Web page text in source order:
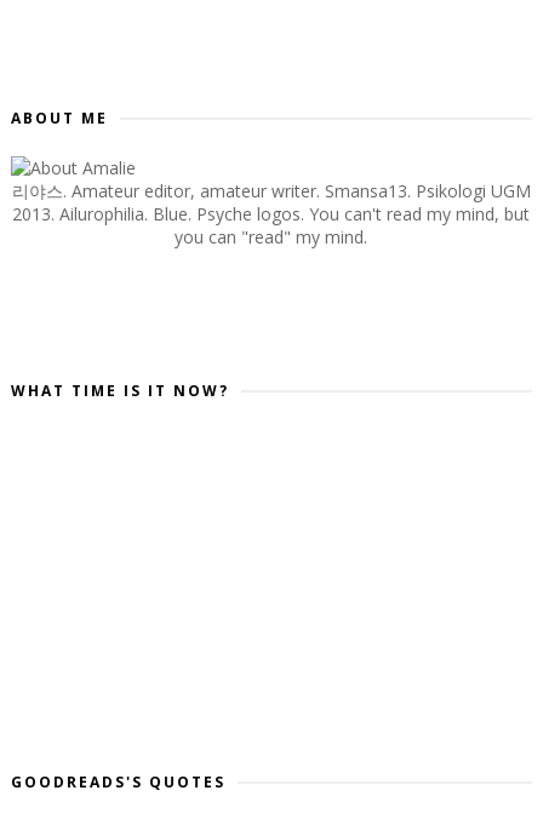
ABOUT ME
리야스. Amateur editor, amateur writer. Smansa13. Psikologi UGM
2013. Ailurophilia. Blue. Psyche logos. You can't read my mind, but
you can "read" my mind.
WHAT TIME IS IT NOW?
GOODREADS'S QUOTES